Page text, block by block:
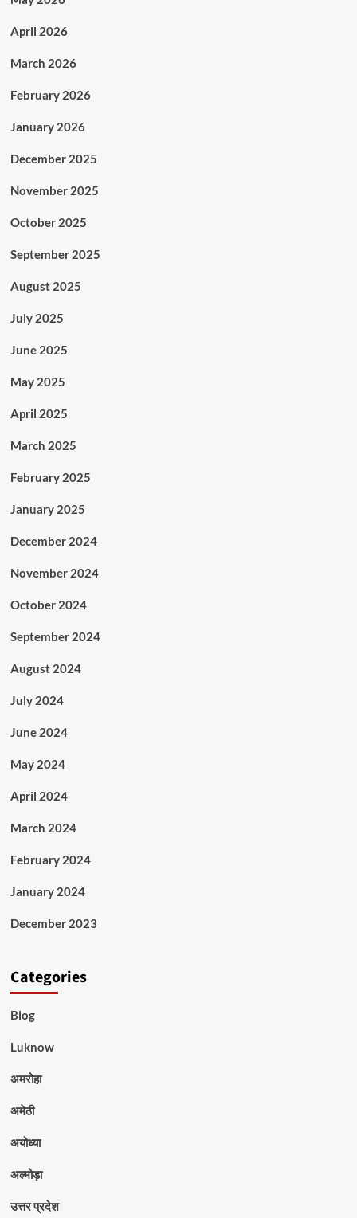
April 2026
March 2026
February 2026
January 2026
December 2025
November 2025
October 2025
September 2025
August 2025
July 2025
June 2025
May 2025
April 2025
March 2025
February 2025
January 2025
December 2024
November 2024
October 2024
September 2024
August 2024
July 2024
June 2024
May 2024
April 2024
March 2024
February 2024
January 2024
December 2023
Categories
Blog
Luknow
अमरोहा
अमेठी
अयोध्या
अल्मोड़ा
उत्तर प्रदेश